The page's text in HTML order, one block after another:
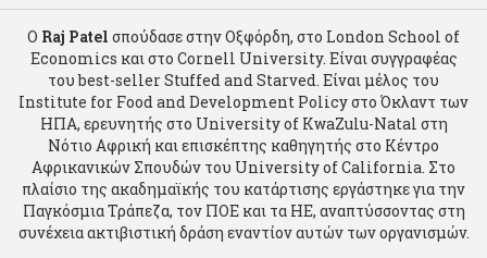
Ο Raj Patel σπούδασε στην Οξφόρδη, στο London School of
Economics και στο Cornell University. Είναι συγγραφέας
του best-seller Stuffed and Starved. Είναι μέλος του
Institute for Food and Development Policy στο Όκλαντ των
ΗΠΑ, ερευνητής στο University of KwaZulu-Natal στη
Νότιο Αφρική και επισκέπτης καθηγητής στο Κέντρο
Αφρικανικών Σπουδών του University of California. Στο
πλαίσιο της ακαδημαϊκής του κατάρτισης εργάστηκε για την
Παγκόσμια Τράπεζα, τον ΠΟΕ και τα ΗΕ, αναπτύσσοντας στη
συνέχεια ακτιβιστική δράση εναντίον αυτών των οργανισμών.